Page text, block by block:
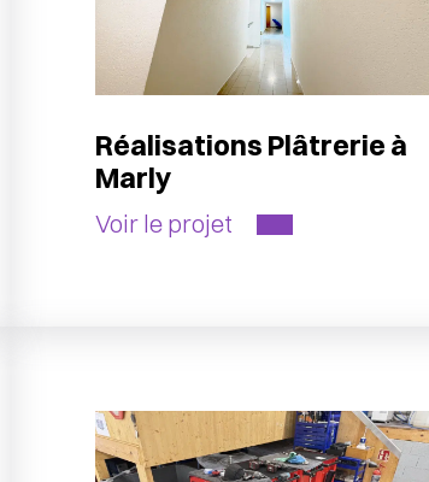
Réalisations Plâtrerie à
Marly
Voir le projet